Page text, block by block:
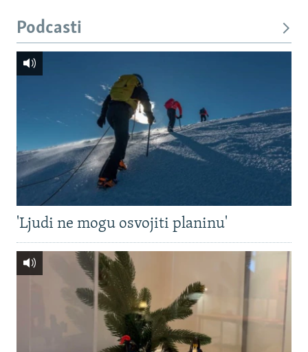
Podcasti
'Ljudi ne mogu osvojiti planinu'